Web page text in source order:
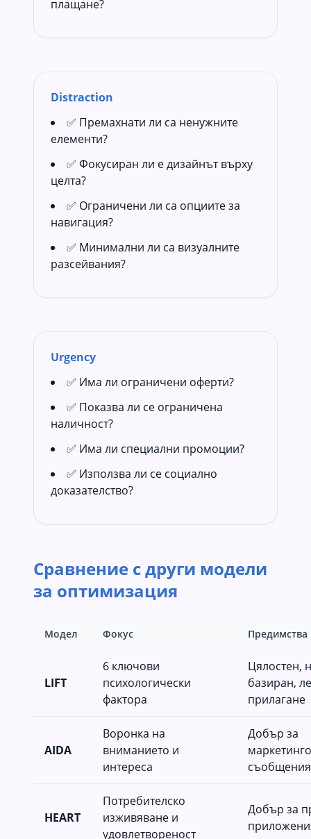
плащане?
Distraction
✅ Премахнати ли са ненужните
елементи?
✅ Фокусиран ли е дизайнът върху
целта?
✅ Ограничени ли са опциите за
навигация?
✅ Минимални ли са визуалните
разсейвания?
Urgency
✅ Има ли ограничени оферти?
✅ Показва ли се ограничена
наличност?
✅ Има ли специални промоции?
✅ Използва ли се социално
доказателство?
Сравнение с други модели
за оптимизация
Модел Фокус Предимства
LIFT
6 ключови
психологически
фактора
Цялостен,
базиран,
прилагане
AIDA
Воронка на
вниманието и
интереса
Добър за
съобщения
HEART
Потребителско
изживяване и
удовлетвореност
Добър за